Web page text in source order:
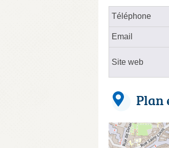
Téléphone
Email
Site web
Plan